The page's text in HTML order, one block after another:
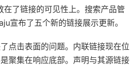
了链接的可见性上。搜索产品管
宣布了五个新的链接展示更新。
点击表面的问题。内联链接现在位
聚集在响应底部。声明与其源链接